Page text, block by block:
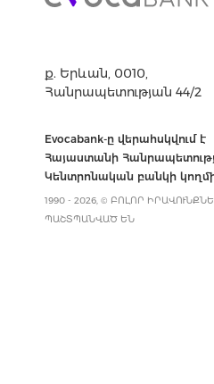
ք. Երևան, 0010,
Հանրապետության 44/2
Evocabank-ը վերահսկվում է
Հայաստանի
Կենտրոնական բանկի
1990 - 2026, © ԲՈԼՈՐ
ՊԱՇՏՊԱՆՎԱԾ ԵՆ